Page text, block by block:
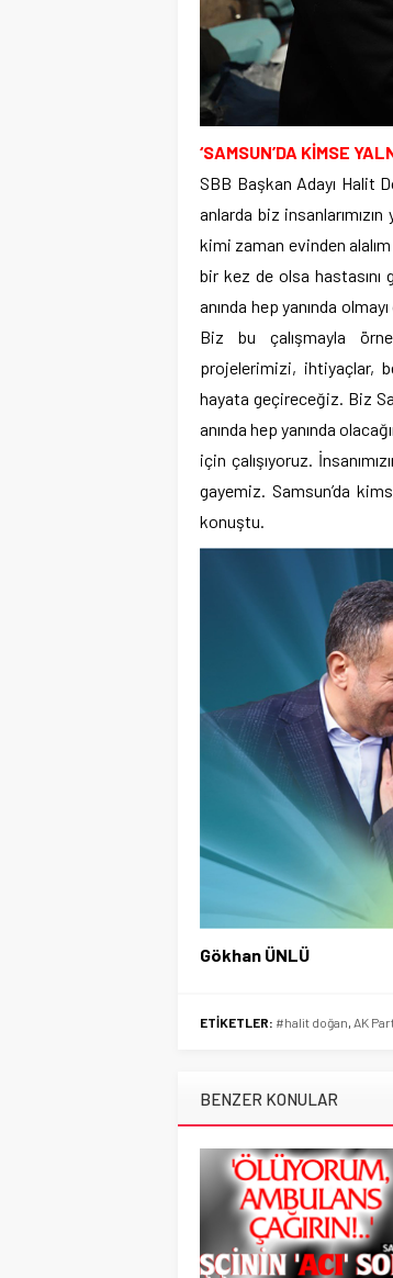
‘SAMSUN’DA KİMSE
SBB Başkan Adayı Halit
anlarda biz
kimi zaman evinden
bir kez de olsa hastasını
anında hep yanında
Biz bu çalışmayla
projelerimizi, ihtiyaçlar,
hayata geçireceğiz. Biz
anında hep yanında
için çalışıyoruz.
gayemiz. Samsun’da
konuştu.
Gökhan ÜNLÜ
ETİKETLER: #halit doğan AK
BENZER KONULAR